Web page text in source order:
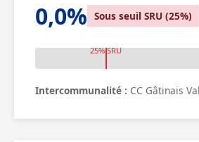
0,0% Sous seuil SRU (25%)
25% SRU
Intercommunalité : CC Gâtinais